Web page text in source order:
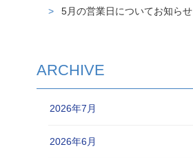
5月の営業日についてお知らせ
ARCHIVE
2026年7月
2026年6月